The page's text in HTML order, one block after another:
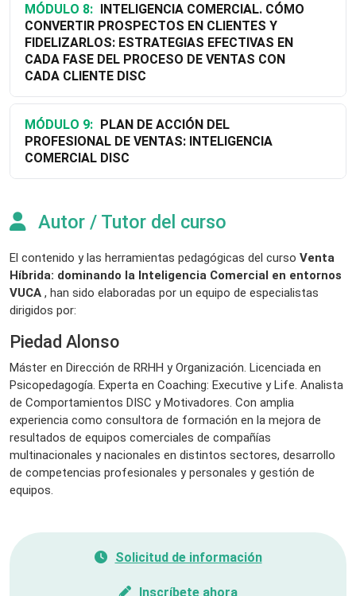
MÓDULO 8:
CONVERTIR PROSPECTOS EN CLIENTES Y
FIDELIZARLOS: ESTRATEGIAS EFECTIVAS EN
CADA FASE DEL PROCESO DE VENTAS CON
CADA CLIENTE DISC
MÓDULO 9:
PROFESIONAL DE VENTAS: INTELIGENCIA
COMERCIAL DISC
Autor / Tutor del curso
El contenido y las herramientas pedagógicas del curso Venta
Híbrida: dominando la Inteligencia Comercial en entornos
VUCA , han sido elaboradas por un equipo de especialistas
dirigidos por:
Piedad Alonso
Máster en Dirección de RRHH y Organización. Licenciada en
Psicopedagogía. Experta en Coaching: Executive y Life. Analista
de Comportamientos DISC y Motivadores. Con amplia
experiencia como consultora de formación en la mejora de
resultados de equipos comerciales de compañías
multinacionales y nacionales en distintos sectores, desarrollo
de competencias profesionales y personales y gestión de
equipos.
Solicitud de información
Inscríbete ahora